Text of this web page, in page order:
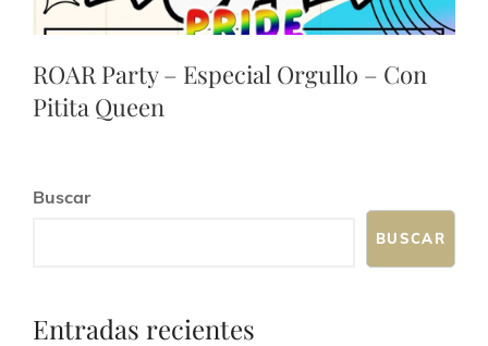
ROAR Party – Especial Orgullo – Con
Pitita Queen
Buscar
BUSCAR
Entradas recientes